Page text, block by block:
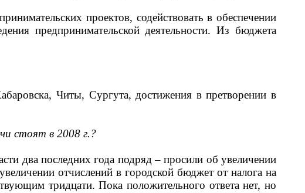
проектов, содействовать в обеспечении
предпринимательской деятельности. Из бюджета
Читы, Сургута, достижения в претворении в
стоят в 2008 г.?
два последних года подряд–просили об увеличении
отчислений в городской бюджет от налога на
тридцати. Пока положительного ответа нет, но